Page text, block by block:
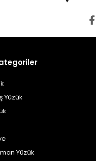
Yüzük
Yüzük